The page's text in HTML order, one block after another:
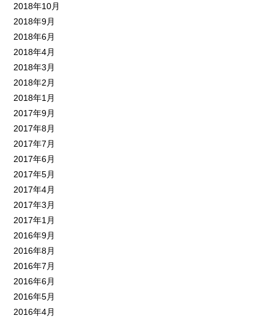
2018年10月
2018年9月
2018年6月
2018年4月
2018年3月
2018年2月
2018年1月
2017年9月
2017年8月
2017年7月
2017年6月
2017年5月
2017年4月
2017年3月
2017年1月
2016年9月
2016年8月
2016年7月
2016年6月
2016年5月
2016年4月